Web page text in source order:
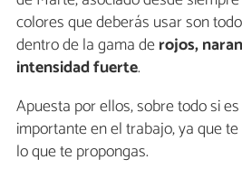
colores que deberás usar son
dentro de la gama derojos,
intensidad fuerte.
Apuesta por ellos, sobre todo si
importante en el trabajo, ya que
lo que te propongas.